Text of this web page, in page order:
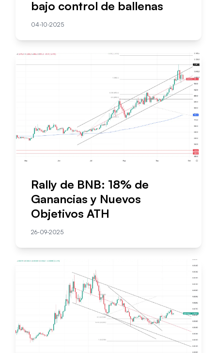
bajo control de ballenas
04-10-2025
Rally de BNB: 18% de
Ganancias y Nuevos
Objetivos ATH
26-09-2025